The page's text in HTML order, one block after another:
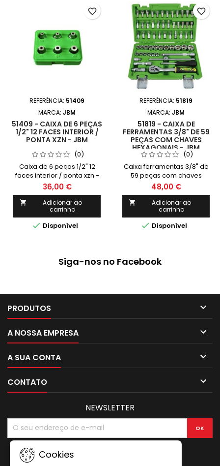
REFERÊNCIA: 51409
MARCA: JBM
51409 - CAIXA DE 6 PEÇAS
1/2" 12 FACES INTERIOR /
PONTA XZN - JBM
(0)
Caixa de 6 peças 1/2" 12
faces interior / ponta xzn -
JBM
36,00 €

Adicionar ao
carrinho
 Disponível
favorite_border
REFERÊNCIA: 51819
MARCA: JBM
51819 - CAIXA DE
FERRAMENTAS 3/8" DE 59
PEÇAS COM CHAVES
HEXAGONAIS - JBM
(0)
Caixa ferramentas 3/8" de
59 peças com chaves
hexagonais - JBM
48,00 €

Adicionar ao
carrinho
 Disponível
favorite_border
Siga-nos no Facebook
PRODUTOS 
A NOSSA EMPRESA 
A SUA CONTA 
CONTATO 
Cookies
NEWSLETTER